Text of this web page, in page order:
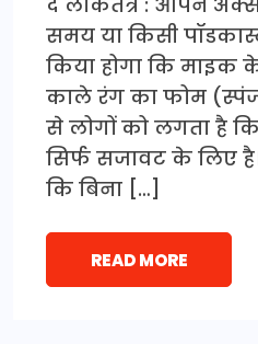
समय या किसी
किया होगा कि
काले रंग का फोम
से लोगों को लगता है कि
सिर्फ सजावट के लिए
कि बिना […]
READ MORE